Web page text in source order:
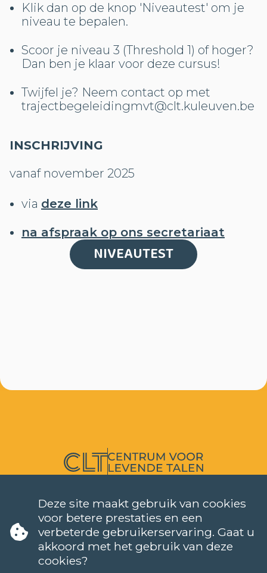
Klik dan op de knop 'Niveautest' om je
niveau te bepalen.
Scoor je niveau 3 (Threshold 1) of hoger?
Dan ben je klaar voor deze cursus!
Twijfel je? Neem contact op met
trajectbegeleidingmvt@clt.kuleuven.be
INSCHRIJVING
vanaf november 2025
via deze link
na afspraak op ons secretariaat
NIVEAUTEST
NEDERLANDS (NT2)
CONTACT
FAQ
Wanneer starten de lessen?
Hoe kan ik me inschrijven?
Deze site maakt gebruik van cookies
voor betere prestaties en een
verbeterde gebruikerservaring. Gaat u
akkoord met het gebruik van deze
cookies?